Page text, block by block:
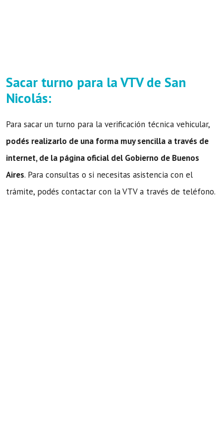
Sacar turno para la VTV de San
Nicolás:
Para sacar un turno para la verificación técnica vehicular,
podés realizarlo de una forma muy sencilla a través de
internet, de la página oficial del Gobierno de Buenos
Aires. Para consultas o si necesitas asistencia con el
trámite, podés contactar con la VTV a través de teléfono.